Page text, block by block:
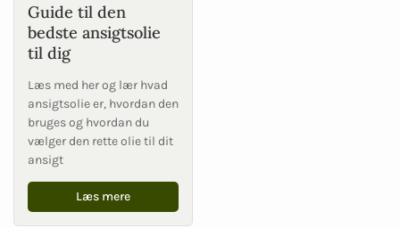
Guide til den
bedste ansigtsolie
til dig
Læs med her og lær hvad
ansigtsolie er, hvordan den
bruges og hvordan du
vælger den rette olie til dit
ansigt
Læs mere